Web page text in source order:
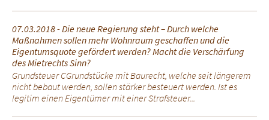
07.03.2018 - Die neue Regierung steht – Durch welche
Maßnahmen sollen mehr Wohnraum geschaffen und die
Eigentumsquote gefördert werden? Macht die Verschärfung
des Mietrechts Sinn?
Grundsteuer CGrundstücke mit Baurecht, welche seit längerem
nicht bebaut werden, sollen stärker besteuert werden. Ist es
legitim einen Eigentümer mit einer Strafsteuer...